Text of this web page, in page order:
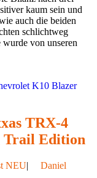
kaum sein und
auch die beiden
schlichtweg
von unseren
TRX-4
Trail Edition
NEU|
Daniel